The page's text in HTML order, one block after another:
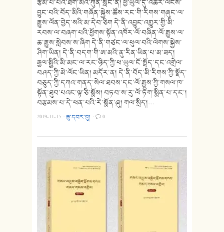
རྩོམ་པ་པོའི་ཐོག་མའི་ཀུན་སློང་ནི། ཕྱི་ཡུལ་དུ་འཚར་ལོངས་
བྱུང་བའི་བོད་མིའི་གཞོན་སྐྱེས་ཚོས་རང་གི་རིགས་གཞུང་ལ་
རྒྱུས་ལོན་བྱེད་སའི་མ་དེབ་ཅིག དེ་ནི་འབྱུང་འགྱུར་གྱི་མི་
རབས་ལ་བཞག་པའི་ཕྱོགས་སྟོན་འཁོར་ལོ་བཞིན་ལོ་རྒྱུས་ལ་
ཆ་རྒྱུས་སླེབས་ས་ཞིག དེ་ནི་གཙང་ལ་ཕུལ་བའི་ལེགས་སྐྱེས་
ཤིག་ཡིན། དེ་ནི་བདག་གི་ཨ་མའི་ནུ་རིན་ཡིན་པ་མ་ཟད།
རྒྱལ་སྤྱིའི་མི་མང་ལ་རང་ཉིད་ཀྱི་ཕ་ཡུལ་ངོ་སྤྲོད་དང་འགྲེལ་
བཤད་ཀྱི་མེ་ལོང་ཡིན། མདོར་ན། དེ་ནི་བོད་མི་རིགས་ཀྱི་སྣོད་
བཅུད་ཀྱི་དཀའ་གནད་སེལ་ཐབས་དང་ལོ་རྒྱུས་ཀྱི་གསལ་ཁ་
སྟོན་ཐུབ་པའང་ལྟ་ཅི་སྨོས། བཏབ་ས་རུ་ལོ་ཏོག་སྨིན་པ་དང་།
བརྩམས་པ་དེ་ཕན་པའི་རེ་སྨོན་ཞུ། གལ་སྲིད།…
2019-11-15 ·ཆུ་དབར་བུ། · 0